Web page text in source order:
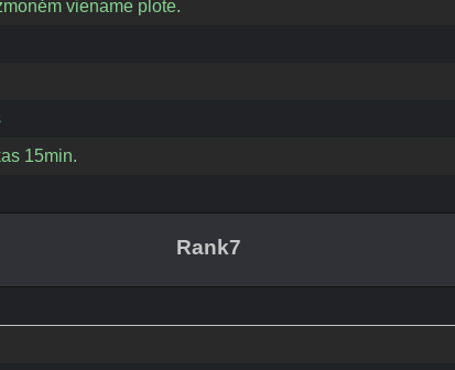
viename plote.
15min.
Rank7